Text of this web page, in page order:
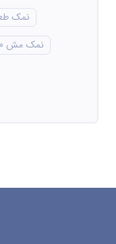
نمک
نمک مش 130